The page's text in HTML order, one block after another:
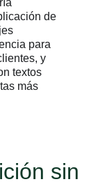
de
para
y
textos
más
sin